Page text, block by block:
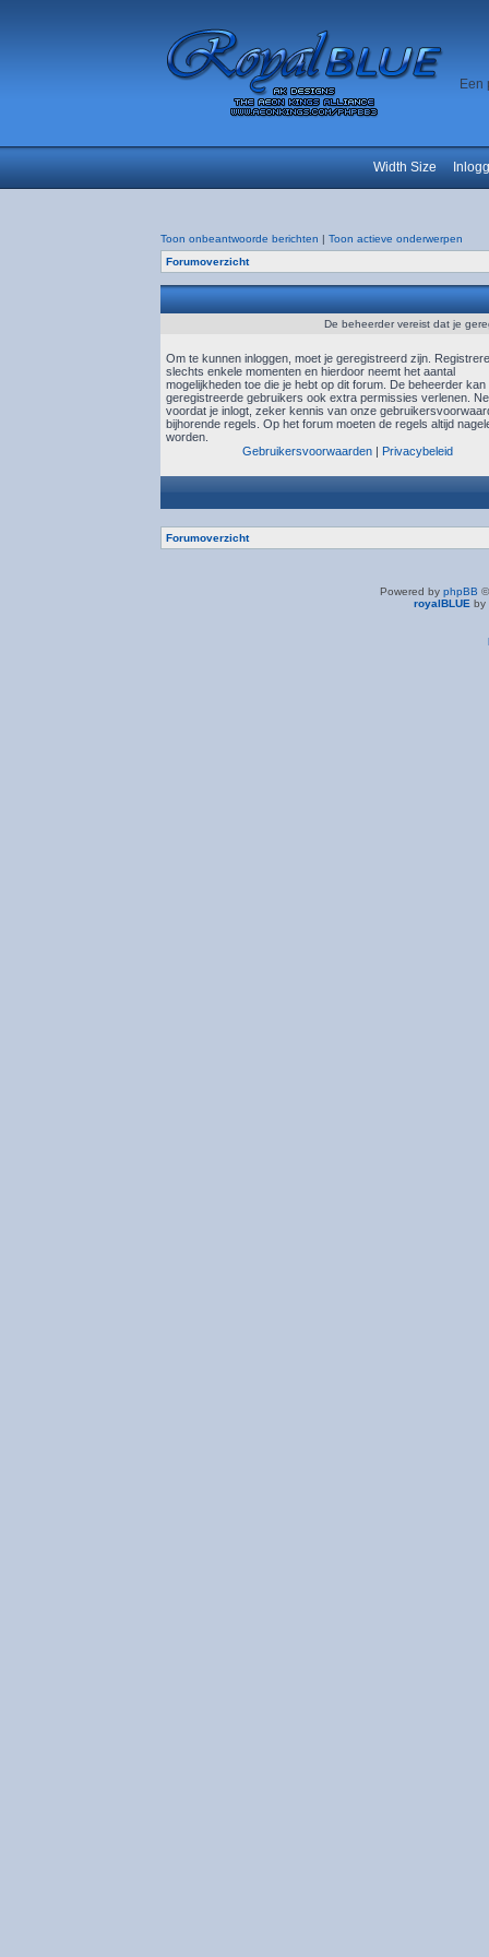
Een
Width Size
Toon onbeantwoorde berichten | Toon actieve onderwerpen
Forumoverzicht
De beheerder vereist dat je
Om te kunnen inloggen, moet je geregistreerd zijn.
slechts enkele momenten en hierdoor neemt het aantal
mogelijkheden toe die je hebt op dit forum. De beheerder kan
geregistreerde gebruikers ook extra permissies verlenen.
voordat je inlogt, zeker kennis van onze
bijhorende regels. Op het forum moeten de regels altijd
worden.
Gebruikersvoorwaarden | Privacybeleid
Forumoverzicht
Powered by phpBB
royalBLUE by